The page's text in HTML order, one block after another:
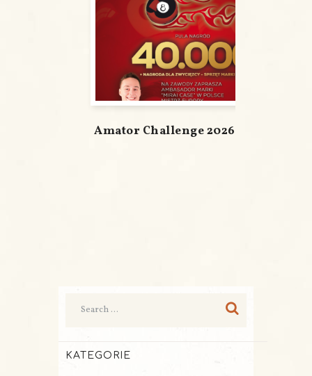
Amator Challenge 2026
KATEGORIE